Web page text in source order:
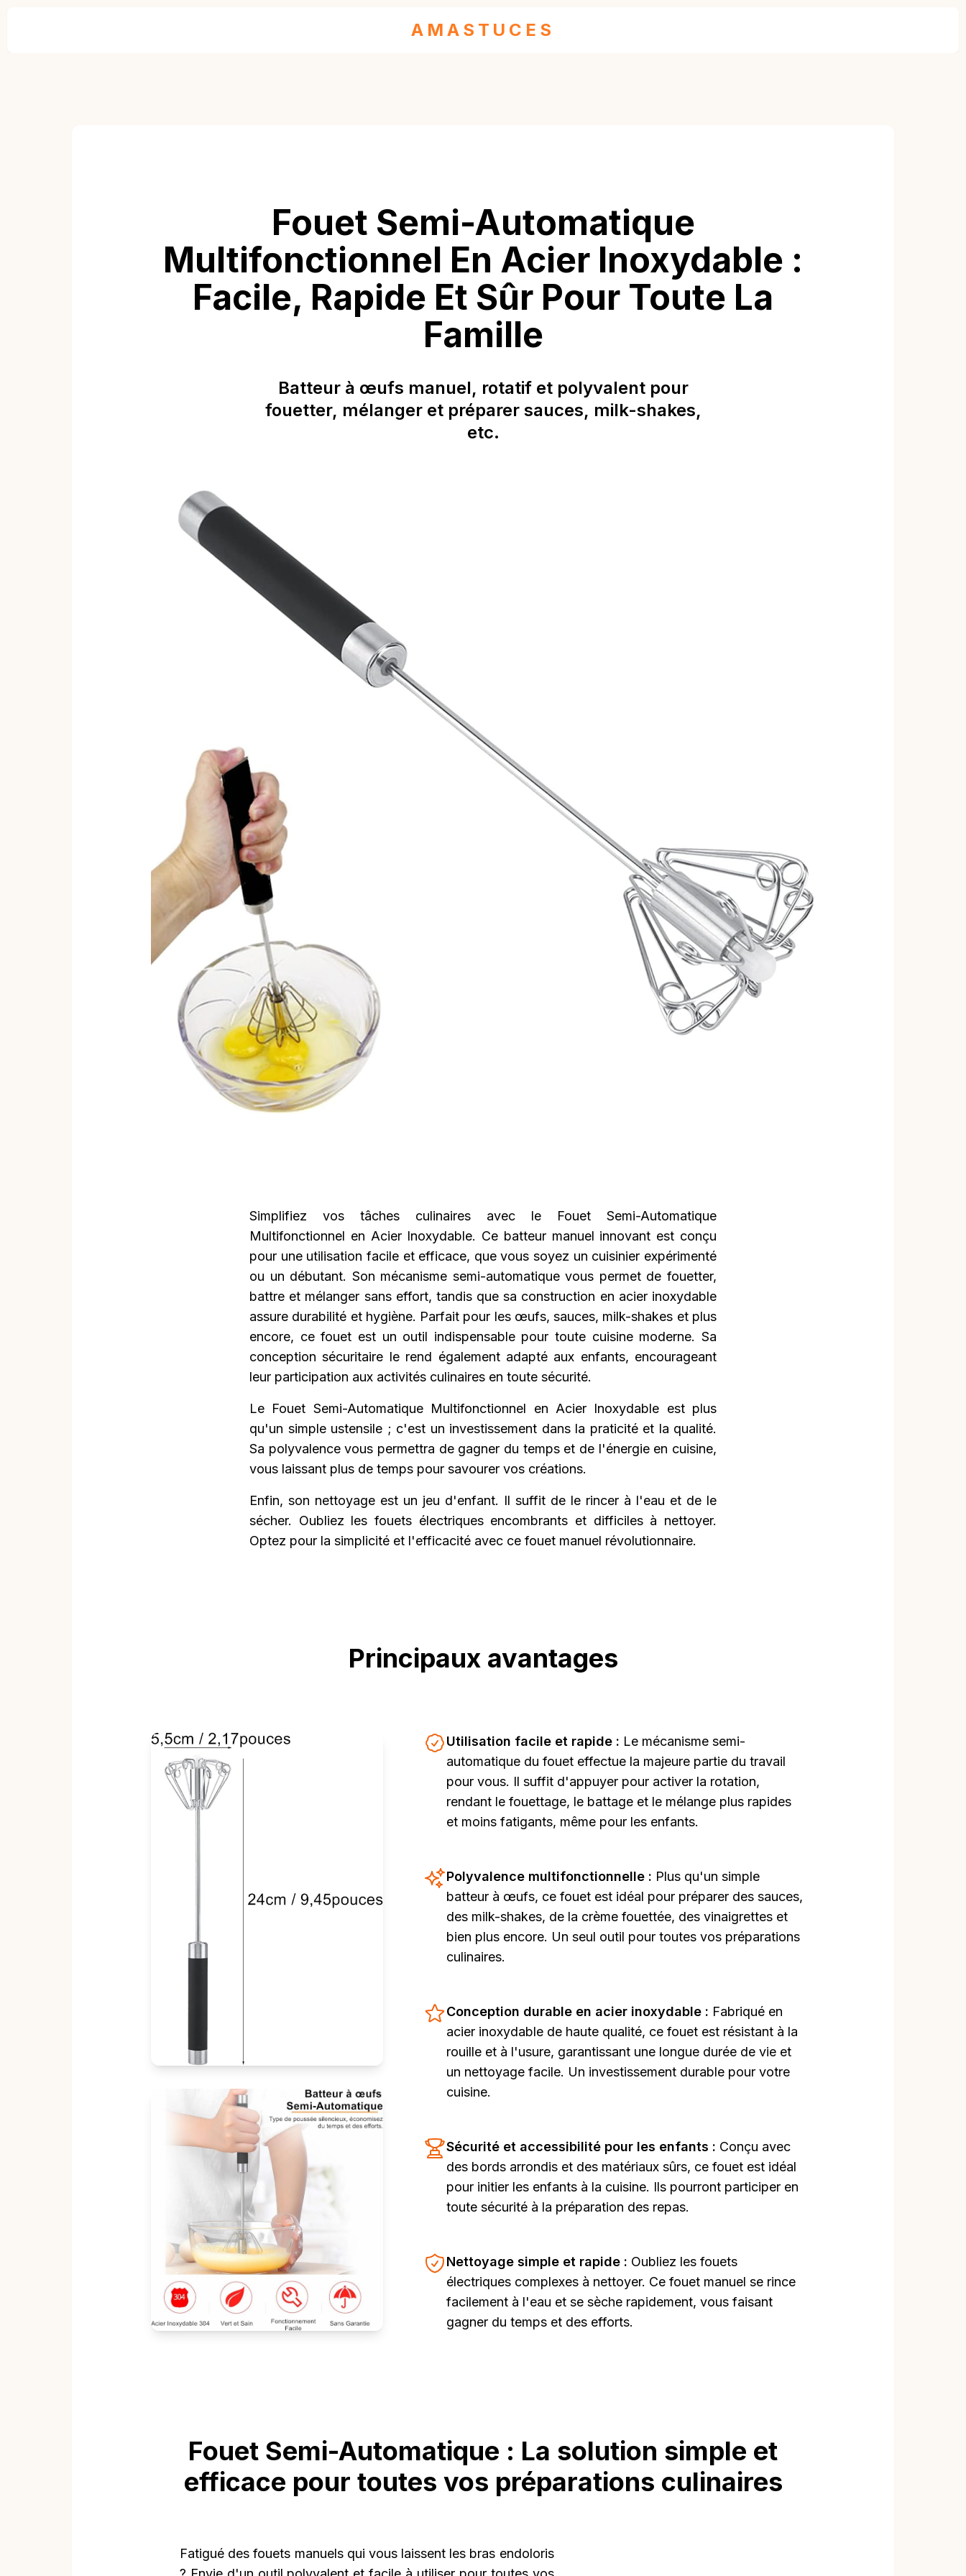
AMASTUCES
Fouet Semi-Automatique
Multifonctionnel En Acier Inoxydable :
Facile, Rapide Et Sûr Pour Toute La
Famille
Batteur à œufs manuel, rotatif et polyvalent pour
fouetter, mélanger et préparer sauces, milk-shakes,
etc.
Simplifiez vos tâches culinaires avec le Fouet Semi-Automatique
Multifonctionnel en Acier Inoxydable. Ce batteur manuel innovant est conçu
pour une utilisation facile et efficace, que vous soyez un cuisinier expérimenté
ou un débutant. Son mécanisme semi-automatique vous permet de fouetter,
battre et mélanger sans effort, tandis que sa construction en acier inoxydable
assure durabilité et hygiène. Parfait pour les œufs, sauces, milk-shakes et plus
encore, ce fouet est un outil indispensable pour toute cuisine moderne. Sa
conception sécuritaire le rend également adapté aux enfants, encourageant
leur participation aux activités culinaires en toute sécurité.
Le Fouet Semi-Automatique Multifonctionnel en Acier Inoxydable est plus
qu'un simple ustensile ; c'est un investissement dans la praticité et la qualité.
Sa polyvalence vous permettra de gagner du temps et de l'énergie en cuisine,
vous laissant plus de temps pour savourer vos créations.
Enfin, son nettoyage est un jeu d'enfant. Il suffit de le rincer à l'eau et de le
sécher. Oubliez les fouets électriques encombrants et difficiles à nettoyer.
Optez pour la simplicité et l'efficacité avec ce fouet manuel révolutionnaire.
Principaux avantages
Utilisation facile et rapide : Le mécanisme semi-
automatique du fouet effectue la majeure partie du travail
pour vous. Il suffit d'appuyer pour activer la rotation,
rendant le fouettage, le battage et le mélange plus rapides
et moins fatigants, même pour les enfants.
Polyvalence multifonctionnelle : Plus qu'un simple
batteur à œufs, ce fouet est idéal pour préparer des sauces,
des milk-shakes, de la crème fouettée, des vinaigrettes et
bien plus encore. Un seul outil pour toutes vos préparations
culinaires.
Conception durable en acier inoxydable : Fabriqué en
acier inoxydable de haute qualité, ce fouet est résistant à la
rouille et à l'usure, garantissant une longue durée de vie et
un nettoyage facile. Un investissement durable pour votre
cuisine.
Sécurité et accessibilité pour les enfants : Conçu avec
des bords arrondis et des matériaux sûrs, ce fouet est idéal
pour initier les enfants à la cuisine. Ils pourront participer en
toute sécurité à la préparation des repas.
Nettoyage simple et rapide : Oubliez les fouets
électriques complexes à nettoyer. Ce fouet manuel se rince
facilement à l'eau et se sèche rapidement, vous faisant
gagner du temps et des efforts.
Fouet Semi-Automatique : La solution simple et
efficace pour toutes vos préparations culinaires
Fatigué des fouets manuels qui vous laissent les bras endoloris